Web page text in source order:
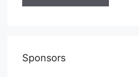
Sponsors